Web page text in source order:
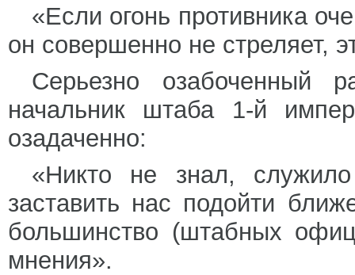
«Если огонь противника
он совершенно не стреляет,
Серьезно озабоченный
начальник штаба 1-й
озадаченно:
«Никто не знал,
заставить нас подойти
большинство (штабных
мнения».